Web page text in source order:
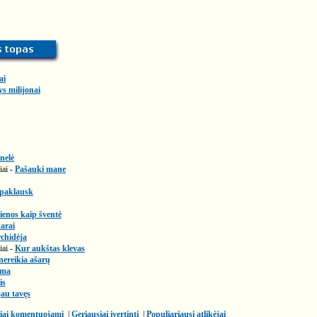
milijonai
- Pašauki mane
kaip šventė
- Kur aukštas klevas
ašarų
tavęs
komentuojami| Geriausiai įvertinti| Populiariausi atlikėjai